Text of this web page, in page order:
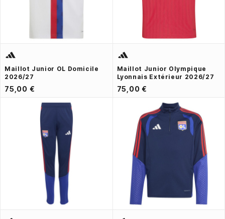
Maillot Junior OL Domicile
2026/27
75,00 €
Maillot Junior Olympique
Lyonnais Extérieur 2026/27
75,00 €